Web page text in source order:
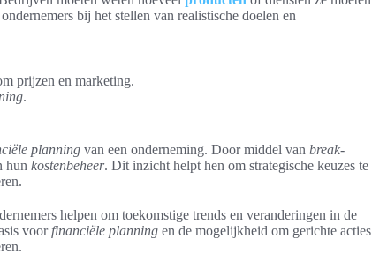
bij het stellen van realistische doelen en
prijzen en marketing.
.
planning van een onderneming. Door middel van break-
hun kostenbeheer. Dit inzicht helpt hen om strategische keuzes te
helpen om toekomstige trends en veranderingen in de
voor financiële planning en de mogelijkheid om gerichte acties